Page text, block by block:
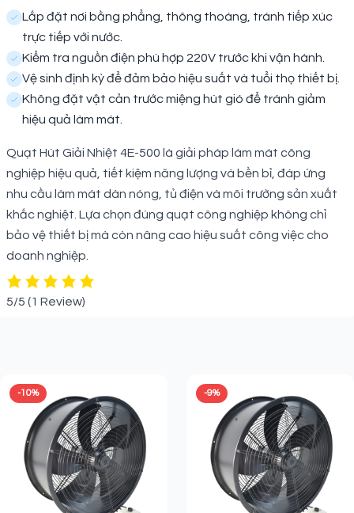
Lắp đặt nơi bằng phẳng, thông thoáng, tránh tiếp xúc
trực tiếp với nước.
Kiểm tra nguồn điện phù hợp 220V trước khi vận hành.
Vệ sinh định kỳ để đảm bảo hiệu suất và tuổi thọ thiết bị.
Không đặt vật cản trước miệng hút gió để tránh giảm
hiệu quả làm mát.
Quạt Hút Giải Nhiệt 4E-500 là giải pháp làm mát công
nghiệp hiệu quả, tiết kiệm năng lượng và bền bỉ, đáp ứng
nhu cầu làm mát dàn nóng, tủ điện và môi trường sản xuất
khắc nghiệt. Lựa chọn đúng quạt công nghiệp không chỉ
bảo vệ thiết bị mà còn nâng cao hiệu suất công việc cho
doanh nghiệp.
5/5 (1 Review)
-10% -9%